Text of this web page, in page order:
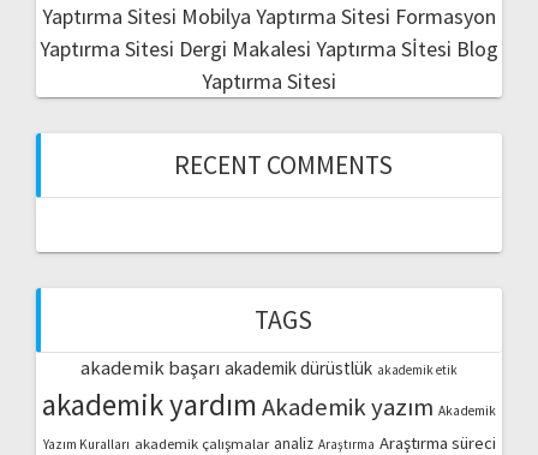
Yaptırma Sitesi Mobilya Yaptırma Sitesi Formasyon
Yaptırma Sitesi Dergi Makalesi Yaptırma Sİtesi Blog
Yaptırma Sitesi
RECENT COMMENTS
TAGS
akademik başarı akademik dürüstlük akademik etik
akademik yardımAkademik yazım Akademik
Yazım Kuralları akademik çalışmalar analiz Araştırma Araştırma süreci